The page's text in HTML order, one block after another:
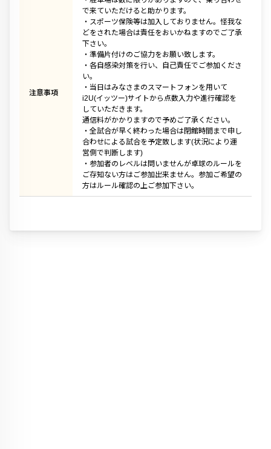
注意事項
で来ていただけると助かります。
・スポーツ保険等は加入しておりません。怪我な
どをされた場合は責任をおいかねますのでご了承
下さい。
・準備片付けのご協力をお願い致します。
・各自感染対策を行い、自己責任でご参加くださ
い。
・当日はみなさまのスマートフォンを用いて
i2U(イッツー)サイトから点数入力や進行確認を
していただきます。
通信料がかかりますので予めご了承ください。
・全試合が早く終わった場合は閉館時間まで申し
合わせによる試合を予定致します(状況により運
営側で判断します)
・参加者のレベルは問いませんが卓球のルールを
ご存知ない方はご参加出来ません。参加ご希望の
方はルール確認の上ご参加下さい。